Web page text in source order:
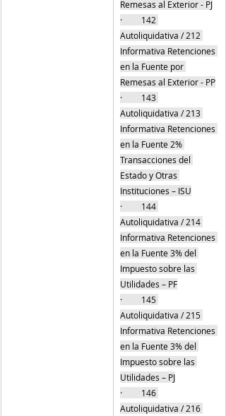
Remesas al Exterior - PJ
·         142
Autoliquidativa / 212
Informativa Retenciones
en la Fuente por
Remesas al Exterior - PP
·         143
Autoliquidativa / 213
Informativa Retenciones
en la Fuente 2%
Transacciones del
Estado y Otras
Instituciones – ISU
·         144
Autoliquidativa / 214
Informativa Retenciones
en la Fuente 3% del
Impuesto sobre las
Utilidades – PF
·         145
Autoliquidativa / 215
Informativa Retenciones
en la Fuente 3% del
Impuesto sobre las
Utilidades – PJ
·         146
Autoliquidativa / 216